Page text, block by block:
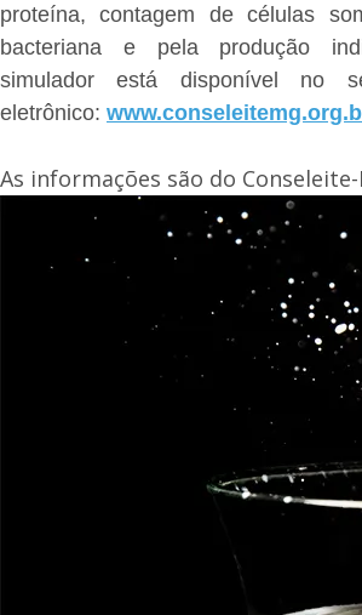
proteína, contagem de células
bacteriana e pela produção
simulador está disponível no
eletrônico:
As informações são do Conseleite-